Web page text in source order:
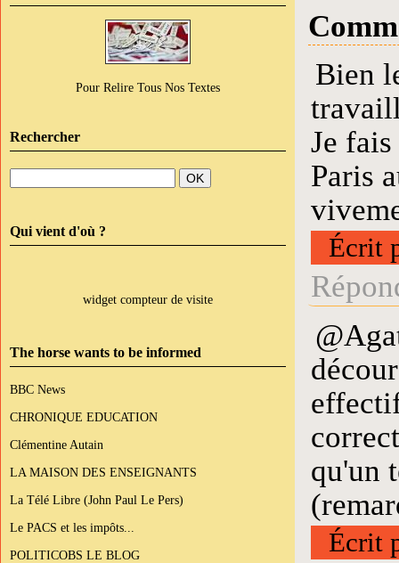
Pour Relire Tous Nos Textes
Rechercher
Qui vient d'où ?
widget compteur de visite
The horse wants to be informed
BBC News
CHRONIQUE EDUCATION
Clémentine Autain
LA MAISON DES ENSEIGNANTS
La Télé Libre (John Paul Le Pers)
Le PACS et les impôts...
POLITICOBS LE BLOG
Bien
Je
Paris
Écrit
qu'un
Écrit